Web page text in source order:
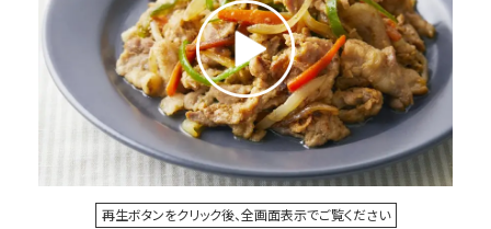
再生ボタンをクリック後、全画面表示でご覧ください